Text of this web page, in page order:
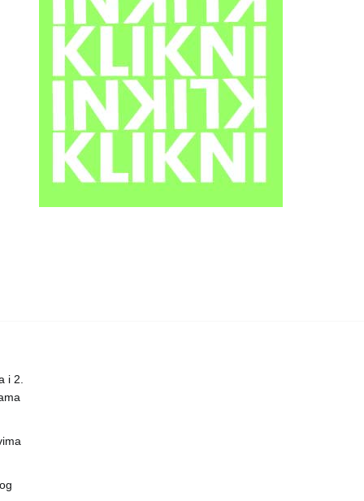
i 2.